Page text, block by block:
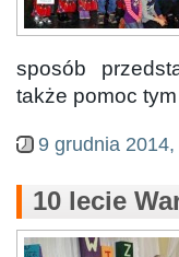
sposób
także pomoc
9 grudnia
10 lecie